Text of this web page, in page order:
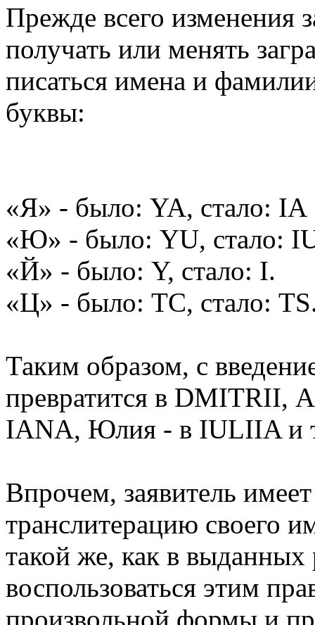
Прежде всего изменения
получать или менять
писаться имена и
буквы:
«Я» - было: YA, стало: IA
«Ю» - было: YU, стало:
«Й» - было: Y, стало: I.
«Ц» - было: TC, стало:
Таким образом, с
превратится в
IANA, Юлия - в IULIIA и
Впрочем, заявитель
транслитерацию своего
такой же, как в
воспользоваться этим